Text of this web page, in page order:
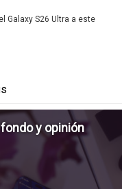
Galaxy S26 Ultra a este
y opinión